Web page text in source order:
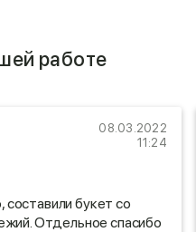
работе
08.03.2022
11:24
букет со
Отдельное спасибо